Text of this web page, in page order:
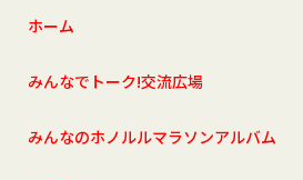
ホーム
みんなでトーク!交流広場
みんなのホノルルマラソンアルバム